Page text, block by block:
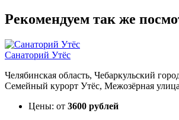
Рекомендуем так же
Санаторий Утёс
Челябинская область, Чебаркульский
Семейный курорт Утёс, Межозёрная
Цены: от 3600 рублей